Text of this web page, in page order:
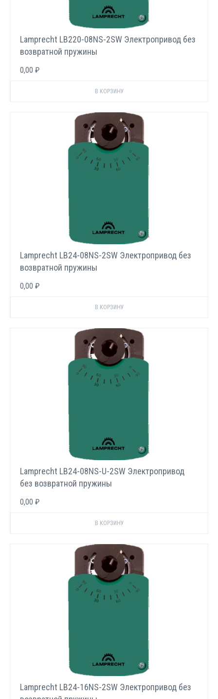
Lamprecht LB220-08NS-2SW Электропривод без
возвратной пружины
0,00 ₽
Lamprecht LB24-08NS-2SW Электропривод без
возвратной пружины
0,00 ₽
Lamprecht LB24-08NS-U-2SW Электропривод
без возвратной пружины
0,00 ₽
Lamprecht LB24-16NS-2SW Электропривод без